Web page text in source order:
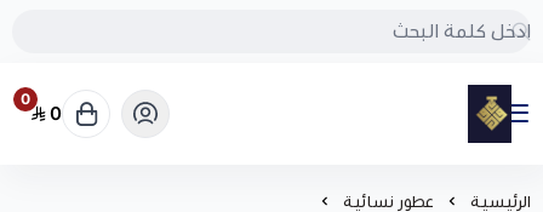
مود
0
0
الرئيسية
عطور نسائية